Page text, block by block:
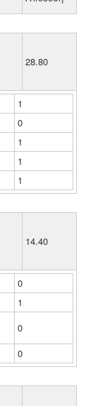
28.80
1
0
1
1
1
14.40
0
1
0
0